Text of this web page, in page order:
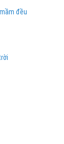
đều